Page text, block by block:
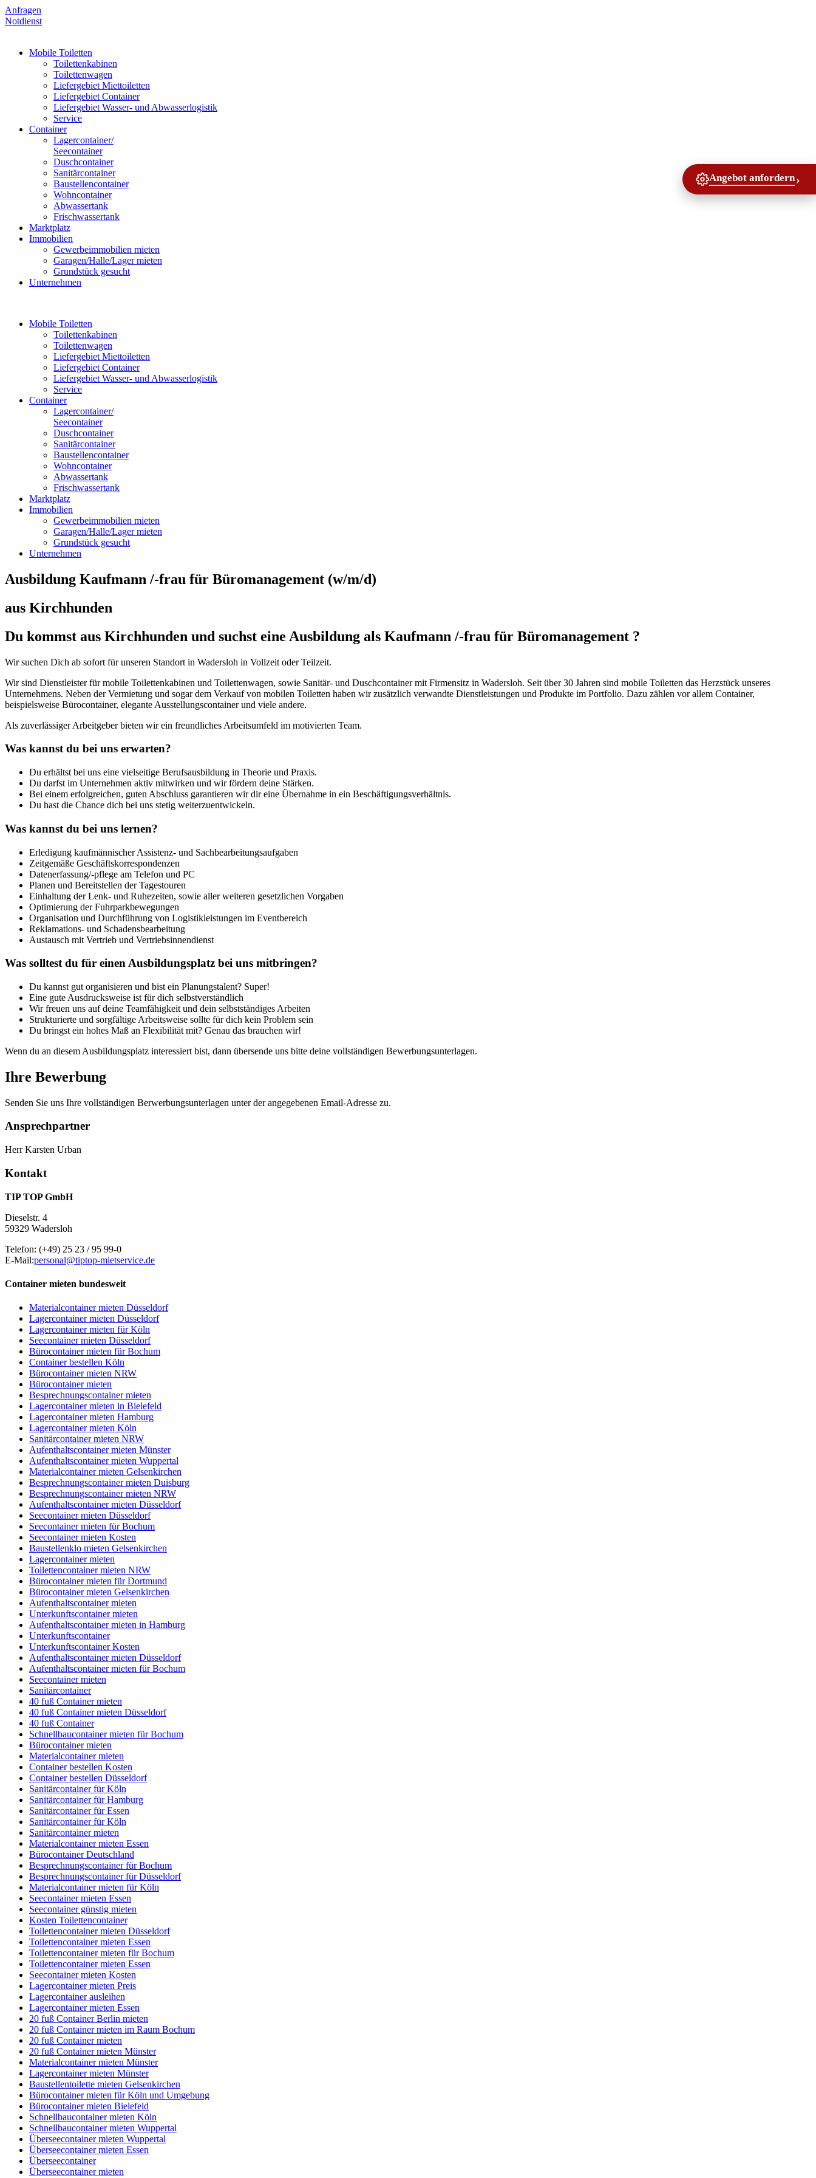
Anfragen
Notdienst
Mobile Toiletten
Toilettenkabinen
Toilettenwagen
Liefergebiet Miettoiletten
Liefergebiet Container
Liefergebiet Wasser- und Abwasserlogistik
Service
Container
Lagercontainer/
Seecontainer
Duschcontainer
Sanitärcontainer
Baustellencontainer
Wohncontainer
Abwassertank
Frischwassertank
Marktplatz
Immobilien
Gewerbeimmobilien mieten
Garagen/Halle/Lager mieten
Grundstück gesucht
Unternehmen
Mobile Toiletten
Toilettenkabinen
Toilettenwagen
Liefergebiet Miettoiletten
Liefergebiet Container
Liefergebiet Wasser- und Abwasserlogistik
Service
Container
Lagercontainer/
Seecontainer
Duschcontainer
Sanitärcontainer
Baustellencontainer
Wohncontainer
Abwassertank
Frischwassertank
Marktplatz
Immobilien
Gewerbeimmobilien mieten
Garagen/Halle/Lager mieten
Grundstück gesucht
Unternehmen
Ausbildung Kaufmann /-frau für Büromanagement (w/m/d)
aus Kirchhunden
Du kommst aus Kirchhunden und suchst eine Ausbildung als Kaufmann /-frau für Büromanagement ?
Wir suchen Dich ab sofort für unseren Standort in Wadersloh in Vollzeit oder Teilzeit.
Wir sind Dienstleister für mobile Toilettenkabinen und Toilettenwagen, sowie Sanitär- und Duschcontainer mit Firmensitz in Wadersloh. Seit über 30 Jahren sind mobile Toiletten das Herzstück unseres
Unternehmens. Neben der Vermietung und sogar dem Verkauf von mobilen Toiletten haben wir zusätzlich verwandte Dienstleistungen und Produkte im Portfolio. Dazu zählen vor allem Container,
beispielsweise Bürocontainer, elegante Ausstellungscontainer und viele andere.
Als zuverlässiger Arbeitgeber bieten wir ein freundliches Arbeitsumfeld im motivierten Team.
Was kannst du bei uns erwarten?
Du erhältst bei uns eine vielseitige Berufsausbildung in Theorie und Praxis.
Du darfst im Unternehmen aktiv mitwirken und wir fördern deine Stärken.
Bei einem erfolgreichen, guten Abschluss garantieren wir dir eine Übernahme in ein Beschäftigungsverhältnis.
Du hast die Chance dich bei uns stetig weiterzuentwickeln.
Was kannst du bei uns lernen?
Erledigung kaufmännischer Assistenz- und Sachbearbeitungsaufgaben
Zeitgemäße Geschäftskorrespondenzen
Datenerfassung/-pflege am Telefon und PC
Planen und Bereitstellen der Tagestouren
Einhaltung der Lenk- und Ruhezeiten, sowie aller weiteren gesetzlichen Vorgaben
Optimierung der Fuhrparkbewegungen
Organisation und Durchführung von Logistikleistungen im Eventbereich
Reklamations- und Schadensbearbeitung
Austausch mit Vertrieb und Vertriebsinnendienst
Was solltest du für einen Ausbildungsplatz bei uns mitbringen?
Du kannst gut organisieren und bist ein Planungstalent? Super!
Eine gute Ausdrucksweise ist für dich selbstverständlich
Wir freuen uns auf deine Teamfähigkeit und dein selbstständiges Arbeiten
Strukturierte und sorgfältige Arbeitsweise sollte für dich kein Problem sein
Du bringst ein hohes Maß an Flexibilität mit? Genau das brauchen wir!
Wenn du an diesem Ausbildungsplatz interessiert bist, dann übersende uns bitte deine vollständigen Bewerbungsunterlagen.
Ihre Bewerbung
Senden Sie uns Ihre vollständigen Berwerbungsunterlagen unter der angegebenen Email-Adresse zu.
Ansprechpartner
Herr Karsten Urban
Kontakt
TIP TOP GmbH
Dieselstr. 4
59329 Wadersloh
Telefon: (+49) 25 23 / 95 99-0
E-Mail:personal@tiptop-mietservice.de
Container mieten bundesweit
Materialcontainer mieten Düsseldorf
Lagercontainer mieten Düsseldorf
Lagercontainer mieten für Köln
Seecontainer mieten Düsseldorf
Bürocontainer mieten für Bochum
Container bestellen Köln
Bürocontainer mieten NRW
Bürocontainer mieten
Besprechnungscontainer mieten
Lagercontainer mieten in Bielefeld
Lagercontainer mieten Hamburg
Lagercontainer mieten Köln
Sanitärcontainer mieten NRW
Aufenthaltscontainer mieten Münster
Aufenthaltscontainer mieten Wuppertal
Materialcontainer mieten Gelsenkirchen
Besprechnungscontainer mieten Duisburg
Besprechnungscontainer mieten NRW
Aufenthaltscontainer mieten Düsseldorf
Seecontainer mieten Düsseldorf
Seecontainer mieten für Bochum
Seecontainer mieten Kosten
Baustellenklo mieten Gelsenkirchen
Lagercontainer mieten
Toilettencontainer mieten NRW
Bürocontainer mieten für Dortmund
Bürocontainer mieten Gelsenkirchen
Aufenthaltscontainer mieten
Unterkunftscontainer mieten
Aufenthaltscontainer mieten in Hamburg
Unterkunftscontainer
Unterkunftscontainer Kosten
Aufenthaltscontainer mieten Düsseldorf
Aufenthaltscontainer mieten für Bochum
Seecontainer mieten
Sanitärcontainer
40 fuß Container mieten
40 fuß Container mieten Düsseldorf
40 fuß Container
Schnellbaucontainer mieten für Bochum
Bürocontainer mieten
Materialcontainer mieten
Container bestellen Kosten
Container bestellen Düsseldorf
Sanitärcontainer für Köln
Sanitärcontainer für Hamburg
Sanitärcontainer für Essen
Sanitärcontainer für Köln
Sanitärcontainer mieten
Materialcontainer mieten Essen
Bürocontainer Deutschland
Besprechnungscontainer für Bochum
Besprechnungscontainer für Düsseldorf
Materialcontainer mieten für Köln
Seecontainer mieten Essen
Seecontainer günstig mieten
Kosten Toilettencontainer
Toilettencontainer mieten Düsseldorf
Toilettencontainer mieten Essen
Toilettencontainer mieten für Bochum
Toilettencontainer mieten Essen
Seecontainer mieten Kosten
Lagercontainer mieten Preis
Lagercontainer ausleihen
Lagercontainer mieten Essen
20 fuß Container Berlin mieten
20 fuß Container mieten im Raum Bochum
20 fuß Container mieten
20 fuß Container mieten Münster
Materialcontainer mieten Münster
Lagercontainer mieten Münster
Baustellentoilette mieten Gelsenkirchen
Bürocontainer mieten für Köln und Umgebung
Bürocontainer mieten Bielefeld
Schnellbaucontainer mieten Köln
Schnellbaucontainer mieten Wuppertal
Überseecontainer mieten Wuppertal
Überseecontainer mieten Essen
Überseecontainer
Überseecontainer mieten
Angebot anfordern›